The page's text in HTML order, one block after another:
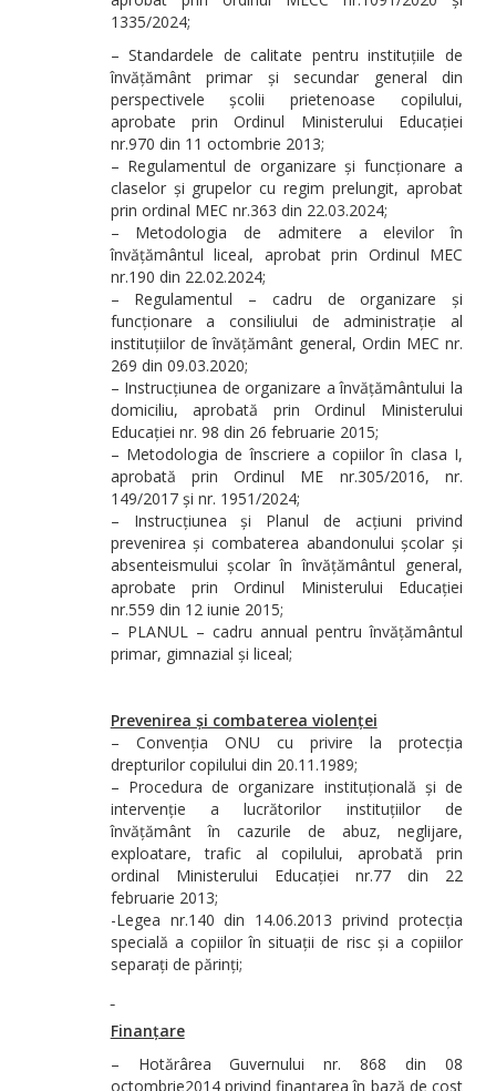
1335/2024;
– Standardele de calitate pentru instituțiile de
învățământ primar și secundar general din
perspectivele școlii prietenoase copilului,
aprobate prin Ordinul Ministerului Educației
nr.970 din 11 octombrie 2013;
– Regulamentul de organizare și funcționare a
claselor și grupelor cu regim prelungit, aprobat
prin ordinal MEC nr.363 din 22.03.2024;
– Metodologia de admitere a elevilor în
învățământul liceal, aprobat prin Ordinul MEC
nr.190 din 22.02.2024;
– Regulamentul – cadru de organizare și
funcționare a consiliului de administrație al
instituțiilor de învățământ general, Ordin MEC nr.
269 din 09.03.2020;
– Instrucțiunea de organizare a învățământului la
domiciliu, aprobată prin Ordinul Ministerului
Educației nr. 98 din 26 februarie 2015;
– Metodologia de înscriere a copiilor în clasa I,
aprobată prin Ordinul ME nr.305/2016, nr.
149/2017 și nr. 1951/2024;
– Instrucțiunea și Planul de acțiuni privind
prevenirea și combaterea abandonului școlar și
absenteismului școlar în învățământul general,
aprobate prin Ordinul Ministerului Educației
nr.559 din 12 iunie 2015;
– PLANUL – cadru annual pentru învățământul
primar, gimnazial și liceal;
Prevenirea și combaterea violenței
– Convenția ONU cu privire la protecția
drepturilor copilului din 20.11.1989;
– Procedura de organizare instituțională și de
intervenție a lucrătorilor instituțiilor de
învățământ în cazurile de abuz, neglijare,
exploatare, trafic al copilului, aprobată prin
ordinal Ministerului Educației nr.77 din 22
februarie 2013;
-Legea nr.140 din 14.06.2013 privind protecția
specială a copiilor în situații de risc și a copiilor
separați de părinți;
Finanțare
– Hotărârea Guvernului nr. 868 din 08
octombrie2014 privind finanțarea în bază de cost